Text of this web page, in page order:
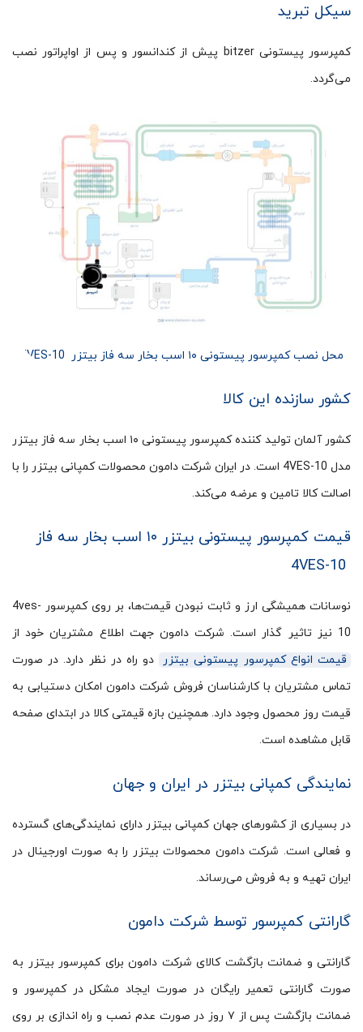
سیکل تبرید
کمپرسور پیستونی bitzer پیش از کندانسور و پس از اواپراتور نصب
می‌گردد.
محل نصب کمپرسور پیستونی ۱۰ اسب بخار سه فاز بیتزر 4VES-10
کشور سازنده این کالا
کشور آلمان تولید کننده کمپرسور پیستونی ۱۰ اسب بخار سه فاز بیتزر
مدل 4VES-10 است. در ایران شرکت دامون محصولات کمپانی بیتزر را با
اصالت کالا تامین و عرضه می‌کند.
قیمت کمپرسور پیستونی بیتزر ۱۰ اسب بخار سه فاز
نوسانات همیشگی ارز و ثابت نبودن قیمت‌ها، بر روی کمپرسور 4ves-
10 نیز تاثیر گذار است. شرکت دامون جهت اطلاع مشتریان خود از
قیمت انواع کمپرسور پیستونی بیتزر
دو راه در نظر دارد. در صورت
تماس مشتریان با کارشناسان فروش شرکت دامون امکان دستیابی به
قیمت روز محصول وجود دارد. همچنین بازه قیمتی کالا در ابتدای صفحه
قابل مشاهده است.
نمایندگی کمپانی بیتزر در ایران و جهان
در بسیاری از کشورهای جهان کمپانی بیتزر دارای نمایندگی‌های گسترده
و فعالی است. شرکت دامون محصولات بیتزر را به صورت اورجینال در
ایران تهیه و به فروش می‌رساند.
گارانتی کمپرسور توسط شرکت دامون
گارانتی و ضمانت بازگشت کالای شرکت دامون برای کمپرسور بیتزر به
صورت گارانتی تعمیر رایگان در صورت ایجاد مشکل در کمپرسور و
ضمانت بازگشت پس از ۷ روز در صورت عدم نصب و راه اندازی بر روی